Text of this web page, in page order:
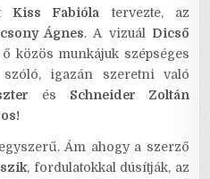
Kiss Fabióla tervezte, az
Ágnes. A vizuál Dicső
közös munkájuk szépséges
igazán szeretni való
és Schneider Zoltán
Ám ahogy a szerző
, fordulatokkal dúsítják, az